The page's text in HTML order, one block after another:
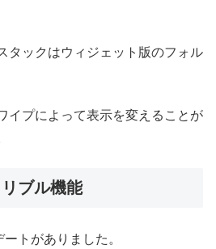
タックはウィジェット版のフォル
イプによって表示を変えることが
ブル機能
トがありました。